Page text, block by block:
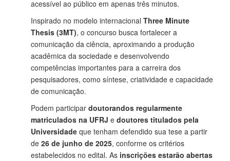
acessível ao público em apenas três minutos.
Inspirado no modelo internacional Three Minute
Thesis (3MT), o concurso busca fortalecer a
comunicação da ciência, aproximando a produção
acadêmica da sociedade e desenvolvendo
competências importantes para a carreira dos
pesquisadores, como síntese, criatividade e capacidade
de comunicação.
Podem participar doutorandos regularmente
matriculados na UFRJ e doutores titulados pela
Universidade que tenham defendido sua tese a partir
de 26 de junho de 2025, conforme os critérios
estabelecidos no edital. As inscrições estarão abertas